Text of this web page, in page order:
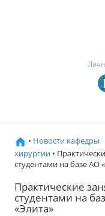
• Новости кафедры
хирургии •
студентами на базе АО
Практические
студентами на
«Элита»